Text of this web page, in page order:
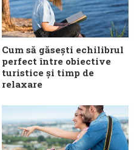
Cum să găsești echilibrul
perfect între obiective
turistice și timp de
relaxare